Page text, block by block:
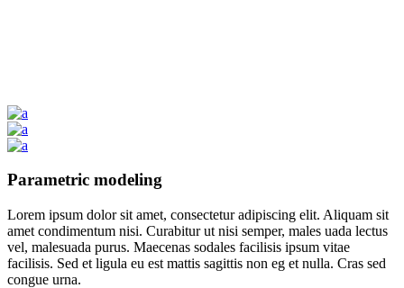
Parametric modeling
Lorem ipsum dolor sit amet, consectetur adipiscing elit. Aliquam sit
amet condimentum nisi. Curabitur ut nisi semper, males uada lectus
vel, malesuada purus. Maecenas sodales facilisis ipsum vitae
facilisis. Sed et ligula eu est mattis sagittis non eg et nulla. Cras sed
congue urna.